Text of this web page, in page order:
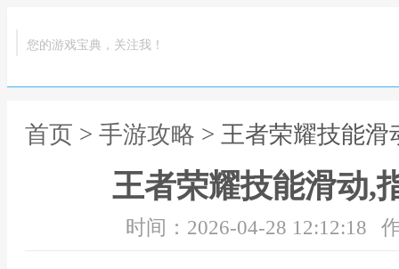
您的游戏宝典，关注我！
首页 > 手游攻略 > 王者荣耀技能
王者荣耀技能滑动,
时间：2026-04-28 12:12:18